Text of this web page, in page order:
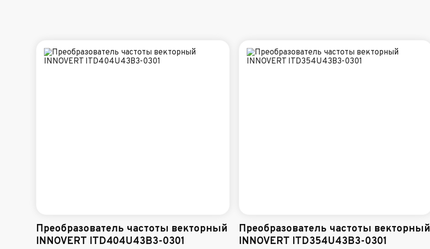
Преобразователь частоты векторный
INNOVERT ITD404U43B3-0301
Преобразователь частоты векторный
INNOVERT ITD354U43B3-0301